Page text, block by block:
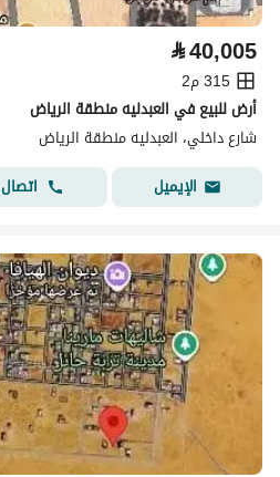
⃁40,005
315 م2
أرض للبيع في العبدليه منطقة الرياض
شارع داخلي، العبدليه منطقة الرياض
الإيميل
اتصال